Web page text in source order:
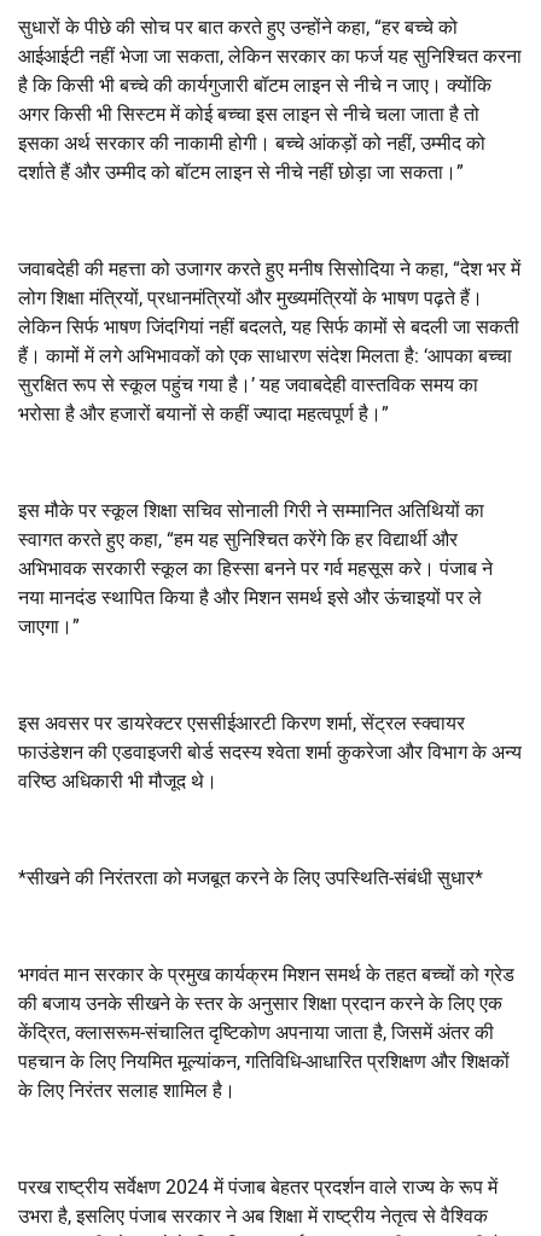
सुधारों के पीछे की सोच पर बात करते हुए उन्होंने कहा, “हर बच्चे को
आईआईटी नहीं भेजा जा सकता, लेकिन सरकार का फर्ज यह सुनिश्चित करना
है कि किसी भी बच्चे की कार्यगुजारी बॉटम लाइन से नीचे न जाए। क्योंकि
अगर किसी भी सिस्टम में कोई बच्चा इस लाइन से नीचे चला जाता है तो
इसका अर्थ सरकार की नाकामी होगी। बच्चे आंकड़ों को नहीं, उम्मीद को
दर्शाते हैं और उम्मीद को बॉटम लाइन से नीचे नहीं छोड़ा जा सकता।”
जवाबदेही की महत्ता को उजागर करते हुए मनीष सिसोदिया ने कहा, “देश भर में
लोग शिक्षा मंत्रियों, प्रधानमंत्रियों और मुख्यमंत्रियों के भाषण पढ़ते हैं।
लेकिन सिर्फ भाषण जिंदगियां नहीं बदलते, यह सिर्फ कामों से बदली जा सकती
हैं। कामों में लगे अभिभावकों को एक साधारण संदेश मिलता है: ‘आपका बच्चा
सुरक्षित रूप से स्कूल पहुंच गया है।’ यह जवाबदेही वास्तविक समय का
भरोसा है और हजारों बयानों से कहीं ज्यादा महत्वपूर्ण है।”
इस मौके पर स्कूल शिक्षा सचिव सोनाली गिरी ने सम्मानित अतिथियों का
स्वागत करते हुए कहा, “हम यह सुनिश्चित करेंगे कि हर विद्यार्थी और
अभिभावक सरकारी स्कूल का हिस्सा बनने पर गर्व महसूस करे। पंजाब ने
नया मानदंड स्थापित किया है और मिशन समर्थ इसे और ऊंचाइयों पर ले
जाएगा।”
इस अवसर पर डायरेक्टर एससीईआरटी किरण शर्मा, सेंट्रल स्क्वायर
फाउंडेशन की एडवाइजरी बोर्ड सदस्य श्वेता शर्मा कुकरेजा और विभाग के अन्य
वरिष्ठ अधिकारी भी मौजूद थे।
*सीखने की निरंतरता को मजबूत करने के लिए उपस्थिति-संबंधी सुधार*
भगवंत मान सरकार के प्रमुख कार्यक्रम मिशन समर्थ के तहत बच्चों को ग्रेड
की बजाय उनके सीखने के स्तर के अनुसार शिक्षा प्रदान करने के लिए एक
केंद्रित, क्लासरूम-संचालित दृष्टिकोण अपनाया जाता है, जिसमें अंतर की
पहचान के लिए नियमित मूल्यांकन, गतिविधि-आधारित प्रशिक्षण और शिक्षकों
के लिए निरंतर सलाह शामिल है।
परख राष्ट्रीय सर्वेक्षण 2024 में पंजाब बेहतर प्रदर्शन वाले राज्य के रूप में
उभरा है, इसलिए पंजाब सरकार ने अब शिक्षा में राष्ट्रीय नेतृत्व से वैश्विक